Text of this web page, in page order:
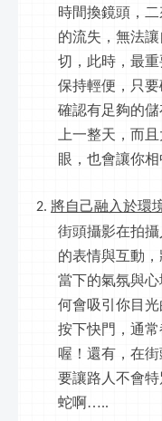
時間換鏡頭，
的流失，無法
切，此時，最
保持輕便，只
確認有足夠的
上一整天，而
眼，也會讓你
將自己融入於環
街頭攝影在拍
的表情與互動
當下的氣氛與
何會吸引你目
按下快門，通
喔！還有，在
要讓路人不會
蛇啊…..